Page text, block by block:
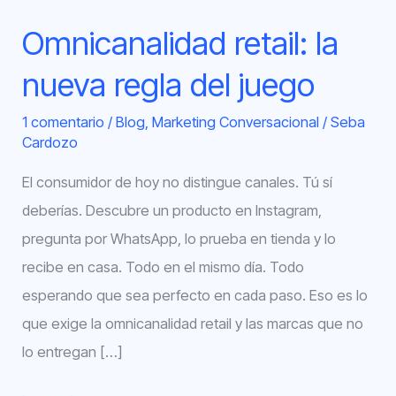
Omnicanalidad retail: la
nueva regla del juego
1 comentario /Blog,Marketing Conversacional /Seba
Cardozo
El consumidor de hoy no distingue canales. Tú sí
deberías. Descubre un producto en Instagram,
pregunta por WhatsApp, lo prueba en tienda y lo
recibe en casa. Todo en el mismo día. Todo
esperando que sea perfecto en cada paso. Eso es lo
que exige la omnicanalidad retail y las marcas que no
lo entregan […]